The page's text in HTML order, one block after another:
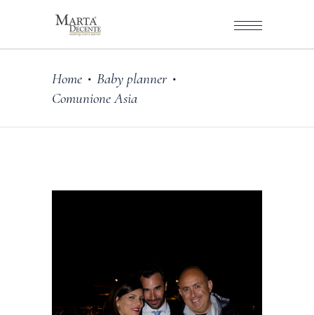
Home • Baby planner •
Comunione Asia